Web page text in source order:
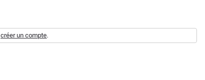
créer un compte.